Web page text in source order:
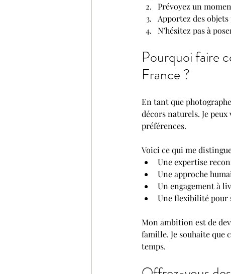
Prévoyez un
Apportez des
N’hésitez pas à
Pourquoi faire
France ?
En tant que
décors naturels. Je
préférences.
Voici ce qui me
Une expertise
Une approche
Un engagement à
Une flexibilité pour
Mon ambition est de
famille. Je souhaite que
temps.